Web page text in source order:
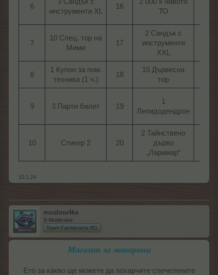
6​
инструменти XL​
16​
ТО​
7​
10 Спец. тор на
Мими​
17​
2 Сандък с
инструменти
XXL​
8​
1 Купон за пом.
техника (1 ч.)​
18​
15 Дървесна
тор​
9​ 3 Парти билет​ 19​
1
Лепидодендрон​
10​ Стикер 2​ 20​
2 Тайнствено
дърво
„Ларимар“​
10.1.24
mushnu4ka
S-Moderator
Team Farmerama BG
Магазин за макарони
Ето за какво ще можете да похарчите спечелените